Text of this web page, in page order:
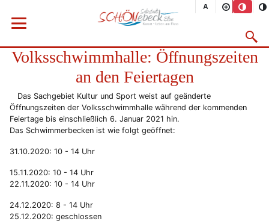
Menü öffnen
Vorheriges Bild
Startseite
Rathaus
Aktuelles 2020
Volksschwimmhalle: Öffnungszeiten
an den Feiertagen
Das Sachgebiet Kultur und Sport weist auf geänderte
Öffnungszeiten der Volksschwimmhalle während der kommenden
Feiertage bis einschließlich 6. Januar 2021 hin.
Das Schwimmerbecken ist wie folgt geöffnet:
31.10.2020: 10 - 14 Uhr
15.11.2020: 10 - 14 Uhr
22.11.2020: 10 - 14 Uhr
24.12.2020: 8 - 14 Uhr
25.12.2020: geschlossen